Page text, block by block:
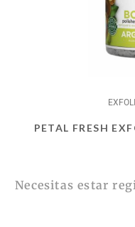
PETAL FRESH
Necesitas estar